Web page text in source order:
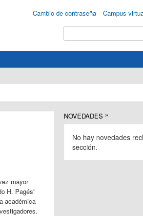
Cambio de contraseña Campus
mayor
H. Pagés”
académica
NOVEDADES
No hay novedades
sección.